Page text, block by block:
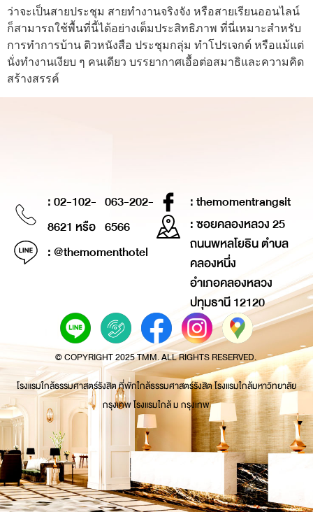
ว่าจะเป็นสายประชุม สายทำงานจริงจัง หรือสายเรียนออนไลน์
ก็สามารถใช้พื้นที่นี้ได้อย่างเต็มประสิทธิภาพ ที่นี่เหมาะสำหรับ
การทำการบ้าน ติวหนังสือ ประชุมกลุ่ม ทำโปรเจกต์ หรือแม้แต่
นั่งทำงานเงียบ ๆ คนเดียว บรรยากาศเอื้อต่อสมาธิและความคิด
สร้างสรรค์
: 02-102-
8621 หรือ
063-202-
6566
: @themomenthotel
: themomentrangsit
: ซอยคลองหลวง 25
ถนนพหลโยธิน ตำบล
คลองหนึ่ง
อำเภอคลองหลวง
ปทุมธานี 12120
© COPYRIGHT 2025 TMM. ALL RIGHTS RESERVED.
โรงแรมใกล้ธรรมศาสตร์รังสิต ที่พักใกล้ธรรมศาสตร์รังสิต โรงแรมใกล้มหาวิทยาลัย
กรุงเทพ โรงแรมใกล้ ม กรุงเทพ